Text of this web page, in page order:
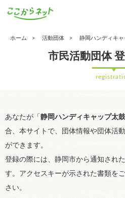
ホーム 活動団体 静岡ハンディキ
市民活動団体
あなたが「 静岡ハンディキャップ太
合、本サイトで、団体情報や団体活
ができます。
登録の際には、静岡市から通知された
す。アクセスキーが示された書類を
さい。